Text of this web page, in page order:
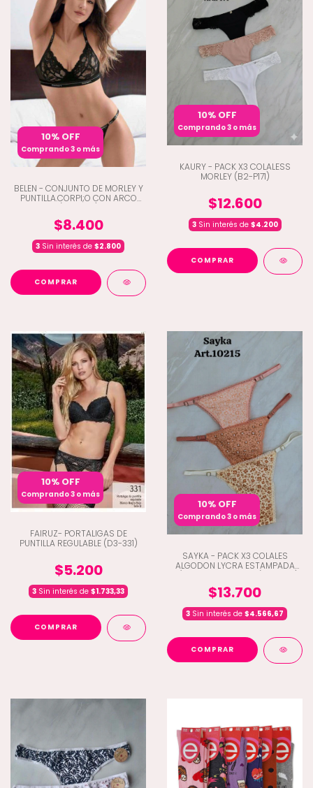
10% OFF
Comprando 3 o más
BELEN - CONJUNTO DE MORLEY Y
PUNTILLA.CORPI;O CON ARCO
$8.400
3 Sin interés de $2.800
COMPRAR
10% OFF
Comprando 3 o más
KAURY - PACK X3 COLALESS
MORLEY (B2-P171)
$12.600
3Sin interés de $4.200
COMPRAR
10% OFF
Comprando 3 o más
FAIRUZ- PORTALIGAS DE
PUNTILLA REGULABLE (D3-331)
$5.200
3 Sin interés de $1.733,33
COMPRAR
10% OFF
Comprando 3 o más
SAYKA - PACK X3 COLALES
ALGODON LYCRA ESTAMPADA
$13.700
3 Sin interés de $4.566,67
COMPRAR